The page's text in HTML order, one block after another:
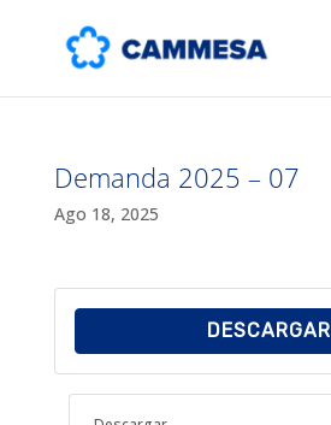
Demanda 2025 – 07
Ago 18, 2025
DESCARGAR